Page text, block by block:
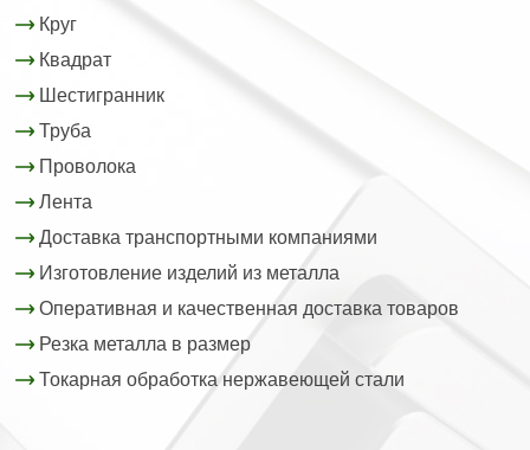
Круг
Квадрат
Шестигранник
Труба
Проволока
Лента
Доставка транспортными компаниями
Изготовление изделий из металла
Оперативная и качественная доставка товаров
Резка металла в размер
Токарная обработка нержавеющей стали